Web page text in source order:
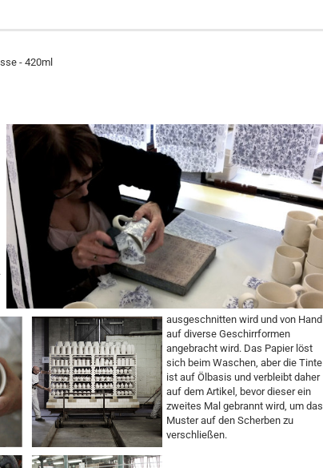
- 420ml
ausgeschnitten wird und von Hand
auf diverse Geschirrformen
angebracht wird. Das Papier löst
sich beim Waschen, aber die Tinte
ist auf Ölbasis und verbleibt daher
auf dem Artikel, bevor dieser ein
zweites Mal gebrannt wird, um das
Muster auf den Scherben zu
verschließen.